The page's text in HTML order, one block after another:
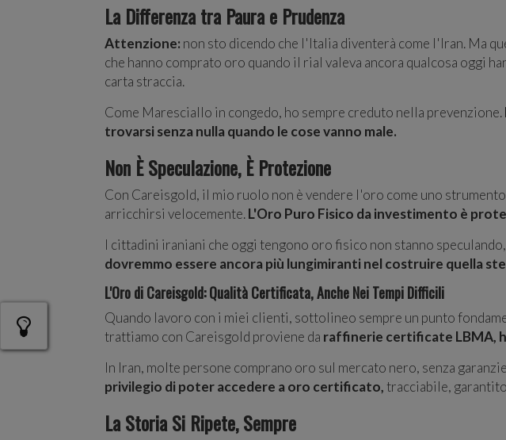
La Differenza tra Paura e Prudenza
Attenzione: non sto dicendo che l'Italia diventerà come l'Iran. Ma
che hanno comprato oro quando il rial valeva ancora qualcosa oggi
carta straccia.
Come Maresciallo in congedo, ho sempre creduto nella prevenzione.
trovarsi senza nulla quando le cose vanno male.
Non È Speculazione, È Protezione
Con Careisgold, il mio ruolo non è vendere l'oro come uno
arricchirsi velocemente.L'Oro Puro Fisico da investimento è
I cittadini iraniani che oggi tengono oro fisico non stanno
dovremmo essere ancora più lungimiranti nel costruire quella
L'Oro di Careisgold: Qualità Certificata, Anche Nei Tempi Difficili
Quando lavoro con i miei clienti, sottolineo sempre un punto
trattiamo con Careisgold proviene da raffinerie certificate LBMA,
In Iran, molte persone comprano oro sul mercato nero, senza
privilegio di poter accedere a oro certificato,tracciabile,
La Storia Si Ripete, Sempre